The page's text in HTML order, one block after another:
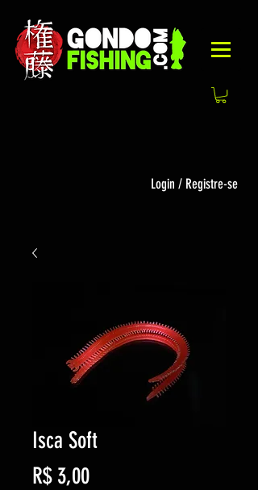
Login / Registre-se
Isca Soft
R$ 3,00Preço